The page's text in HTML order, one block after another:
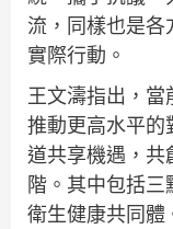
流，同樣也是
實際行動。
王文濤指出，當
推動更高水平的
道共享機遇，共
階。其中包括
衛生健康共同體